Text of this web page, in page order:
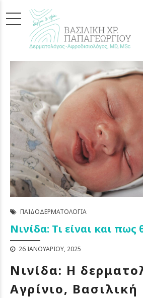
ΠΑΙΔΟΔΕΡΜΑΤΟΛΟΓΊΑ
Νινίδα: Τι είναι και πως
26 ΙΑΝΟΥΑΡΊΟΥ, 2025
Νινίδα: Η
Αγρίνιο, Βασιλική